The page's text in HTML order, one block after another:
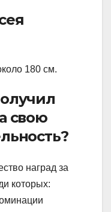
180 см.
свою
наград за
которых: